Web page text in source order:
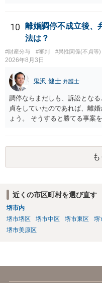
た方が良いでしょう。
10
離婚調停不成立後、
法は？
#財産分与 #審判 #異性関係(不貞等)
2026年8月3日
鬼沢 健士 弁護士
調停ならまだしも、訴訟とな
貞をしていたのであれば、離
ょう。 そうすると勝てる事案
近くの市区町村を選び直す
堺市内
堺市堺区
堺市中区 堺市東区 堺
堺市美原区